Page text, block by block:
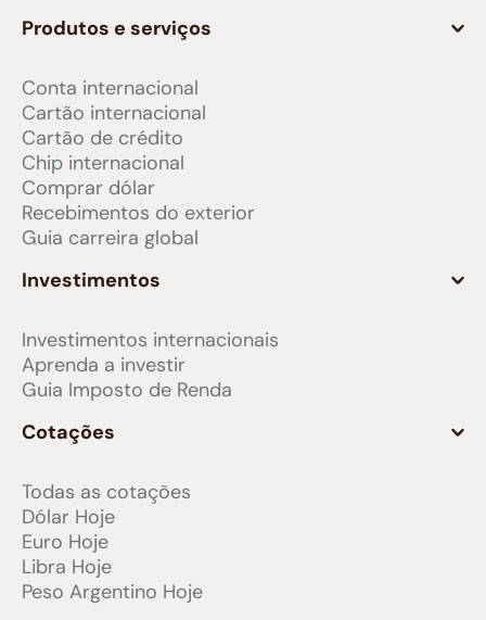
Produtos e serviços
Conta internacional
Cartão internacional
Cartão de crédito
Chip internacional
Comprar dólar
Recebimentos do exterior
Guia carreira global
Investimentos
Investimentos internacionais
Aprenda a investir
Guia Imposto de Renda
Cotações
Todas as cotações
Dólar Hoje
Euro Hoje
Libra Hoje
Peso Argentino Hoje